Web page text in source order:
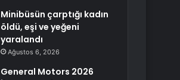
Minibüsün çarptığı kadın
öldü, eşi ve yeğeni
yaralandı
Ağustos 6, 2026
General Motors 2026